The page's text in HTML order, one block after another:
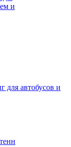
и
для автобусов и